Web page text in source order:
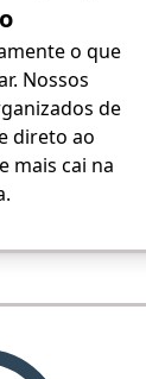
o que
Nossos
de
direto ao
mais cai na